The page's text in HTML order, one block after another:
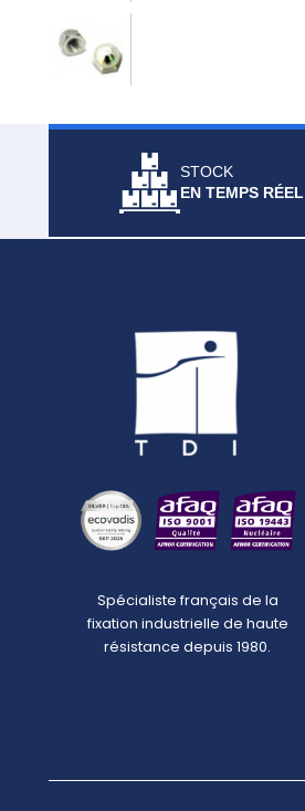
STOCK
EN TEMPS RÉEL
Spécialiste français de la
fixation industrielle de haute
résistance depuis 1980.